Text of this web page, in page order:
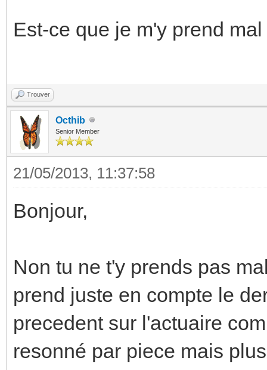
Est-ce que je m'y prend mal
Trouver
Octhib
Senior Member
21/05/2013, 11:37:58
Bonjour,
Non tu ne t'y prends pas
prend juste en compte le
precedent sur l'actuaire
resonné par piece mais